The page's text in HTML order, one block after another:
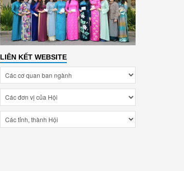
LIÊN KẾT WEBSITE